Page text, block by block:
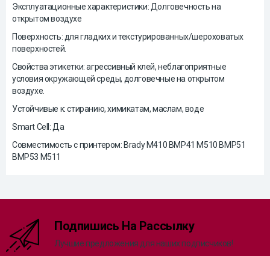
Эксплуатационные характеристики: Долговечность на
открытом воздухе
Поверхность: для гладких и текстурированных/шероховатых
поверхностей.
Свойства этикетки: агрессивный клей, неблагоприятные
условия окружающей среды, долговечные на открытом
воздухе.
Устойчивые к: стиранию, химикатам, маслам, воде
Smart Cell: Да
Совместимость с принтером: Brady M410 BMP41 M510 BMP51
BMP53 M511
Подпишись На Рассылку
Лучшие предложения для наших подписчиков!